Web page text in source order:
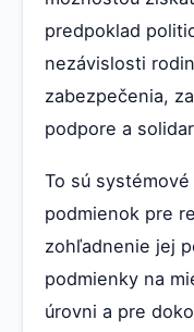
predpoklad
nezávislosti
zabezpečenia,
podpore a
To sú
podmienok pre
zohľadnenie jej
podmienky na
úrovni a pre